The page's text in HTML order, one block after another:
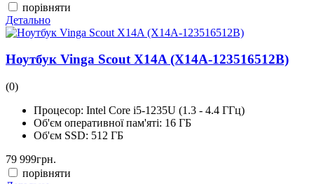
порівняти
Детально
Ноутбук Vinga Scout X14A (X14A-123516512B)
(0)
Процесор: Intel Core i5-1235U (1.3 - 4.4 ГГц)
Об'єм оперативної пам'яті: 16 ГБ
Об'єм SSD: 512 ГБ
79 999грн.
порівняти